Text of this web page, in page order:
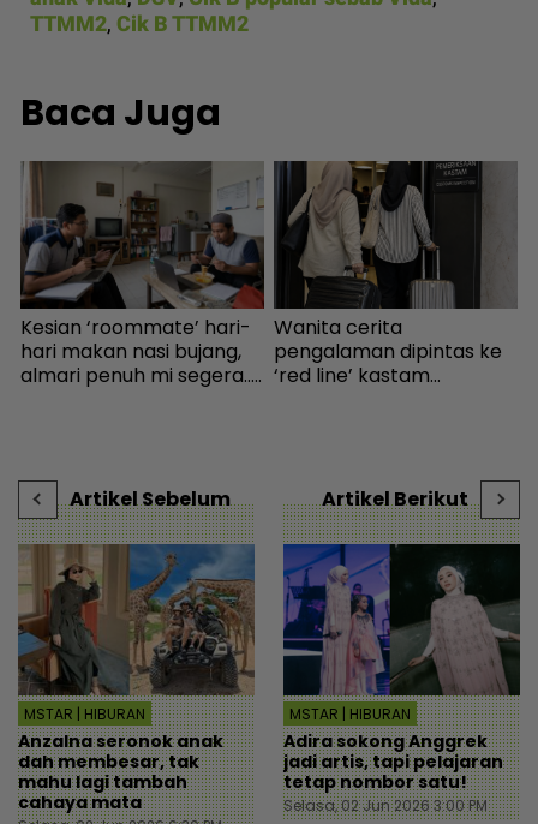
TTMM2, Cik B TTMM2
Baca Juga
Kesian ‘roommate’ hari-
hari makan nasi bujang,
almari penuh mi segera...
Wanita cerita
pengalaman dipintas ke
‘red line’ kastam
Artikel Sebelum
MSTAR | HIBURAN
Anzalna seronok anak
dah membesar, tak
mahu lagi tambah
cahaya mata
Artikel Berikut
MSTAR | HIBURAN
Adira sokong Anggrek
jadi artis, tapi pelajaran
tetap nombor satu!
Selasa, 02 Jun 2026 3:00 PM